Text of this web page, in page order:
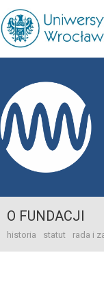
O FUNDACJI
historia statut rada i